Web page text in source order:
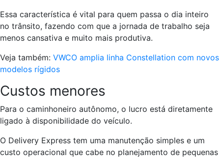
Essa característica é vital para quem passa o dia inteiro
no trânsito, fazendo com que a jornada de trabalho seja
menos cansativa e muito mais produtiva.
Veja também: VWCO amplia linha Constellation com novos
modelos rígidos
Custos menores
Para o caminhoneiro autônomo, o lucro está diretamente
ligado à disponibilidade do veículo.
O Delivery Express tem uma manutenção simples e um
custo operacional que cabe no planejamento de pequenas